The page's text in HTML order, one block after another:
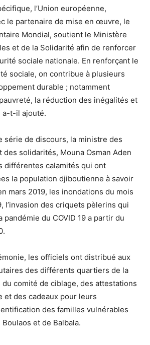
l’Union européenne,
le partenaire de mise en œuvre, le
Mondial, soutient le Ministère
et de la Solidarité afin de renforcer
sociale nationale. En renforçant le
sociale, on contribue à plusieurs
durable ; notamment
la réduction des inégalités et
a-t-il ajouté.
série de discours, la ministre des
des solidarités, Mouna Osman Aden
différentes calamités qui ont
la population djiboutienne à savoir
mars 2019, les inondations du mois
l’invasion des criquets pèlerins qui
pandémie du COVID 19 a partir du
les officiels ont distribué aux
des différents quartiers de la
comité de ciblage, des attestations
et des cadeaux pour leurs
des familles vulnérables
et de Balbala.